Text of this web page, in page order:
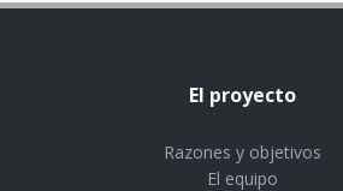
El proyecto
Razones y objetivos
El equipo